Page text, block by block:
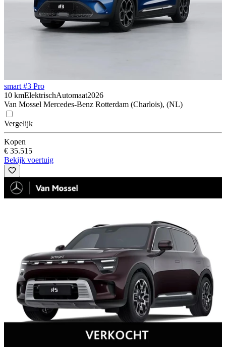
smart #3 Pro
10 kmElektrischAutomaat2026
Van Mossel Mercedes-Benz Rotterdam (Charlois), (NL)
Vergelijk
Kopen
€ 35.515
Bekijk voertuig